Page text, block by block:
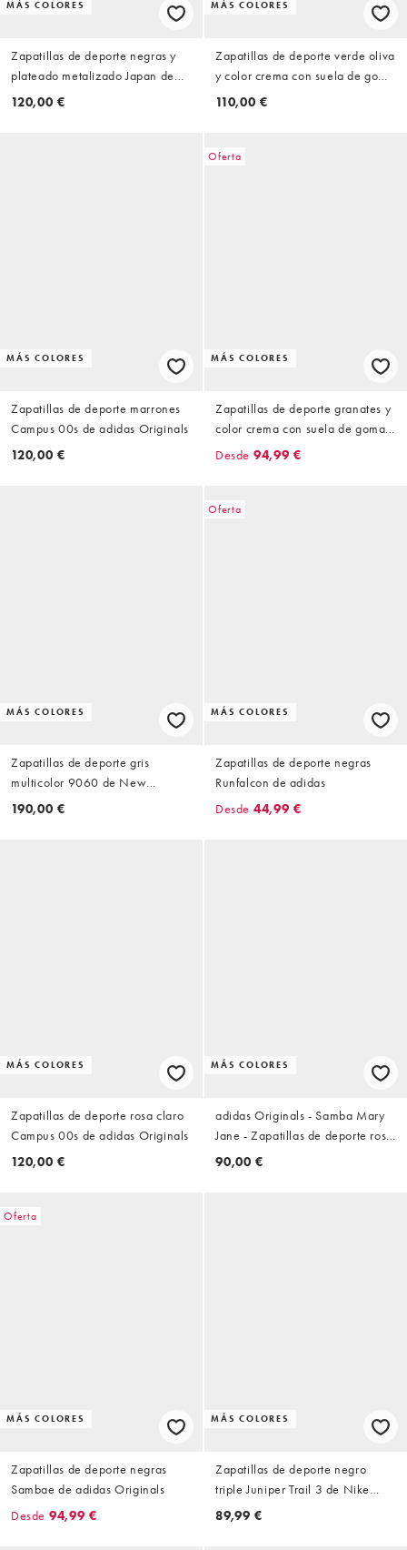
MÁS COLORES
Zapatillas de deporte negras y
plateado metalizado Japan de
adidas Originals
120,00 €
MÁS COLORES
Zapatillas de deporte verde oliva
y color crema con suela de goma
Handball Spezial de adidas
110,00 €
MÁS COLORES
Zapatillas de deporte marrones
Campus 00s de adidas Originals
120,00 €
Oferta
MÁS COLORES
Zapatillas de deporte granates y
color crema con suela de goma
Handball Spezial de adidas
Desde 94,99 €
MÁS COLORES
Zapatillas de deporte gris
multicolor 9060 de New
Balance
190,00 €
Oferta
MÁS COLORES
Zapatillas de deporte negras
Runfalcon de adidas
Desde 44,99 €
MÁS COLORES
Zapatillas de deporte rosa claro
Campus 00s de adidas Originals
120,00 €
MÁS COLORES
adidas Originals - Samba Mary
Jane - Zapatillas de deporte rosa
claro estilo merceditas
90,00 €
Oferta
MÁS COLORES
Zapatillas de deporte negras
Sambae de adidas Originals
Desde 94,99 €
MÁS COLORES
Zapatillas de deporte negro
triple Juniper Trail 3 de Nike
Running
89,99 €